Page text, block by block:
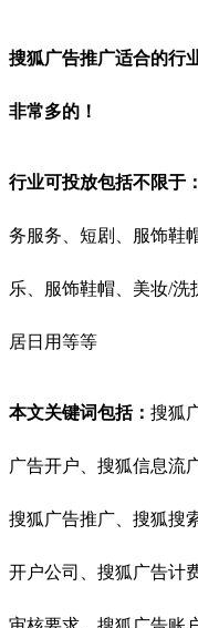
搜狐广告推广适合的行
非常多的！
行业可投放包括不限于：
务服务、短剧、服饰鞋
乐、服饰鞋帽、美妆/
居日用等等
本文关键词包括： 搜狐
广告开户、搜狐信息流
搜狐广告推广、搜狐搜
开户公司、搜狐广告计